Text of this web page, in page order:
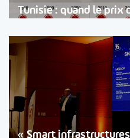
Tunisie : quand le prix
« Smart